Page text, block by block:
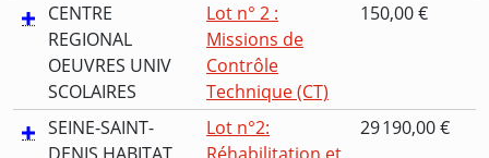
CENTRE
REGIONAL
OEUVRES UNIV
SCOLAIRES
Lot n° 2 :
Missions de
Contrôle
Technique (CT)
150,00 €
SEINE-SAINT-
Lot n°2:
29 190,00 €